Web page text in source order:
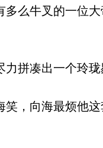
么牛叉的一位
拼凑出一个玲珑
，向海最烦他